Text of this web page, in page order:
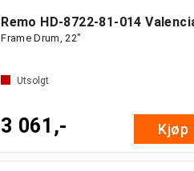
Frame Drum, 22"
Utsolgt
3 061,- Kjøp